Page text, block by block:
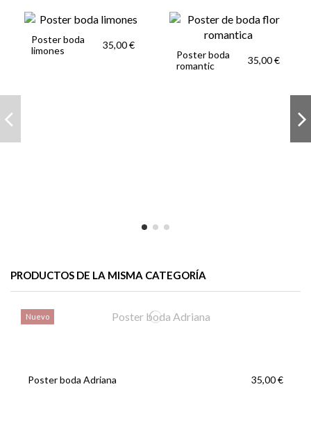
Poster boda
limones
35,00 €
Poster boda
romantic
35,00 €
PRODUCTOS DE LA MISMA CATEGORÍA
Nuevo
Poster boda Adriana 35,00 €